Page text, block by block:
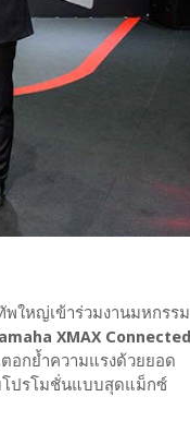
ใหญ่เข้าร่วมงานมหกรรม
XMAX Connected
อกย้ำความแรงด้วยยอด
โปรโมชั่นแบบสุดแม็กซ์